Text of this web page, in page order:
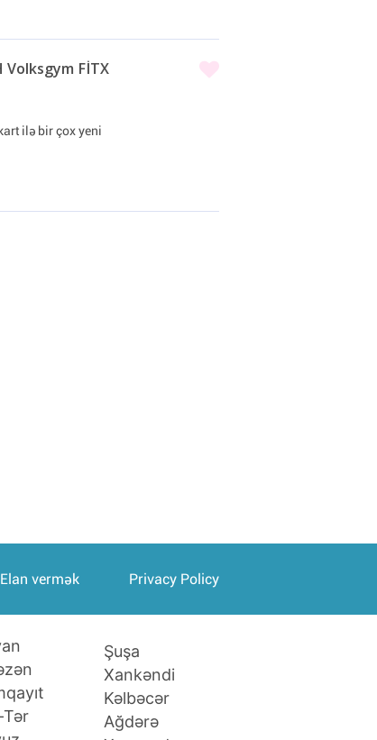
Volksgym FİTX
ilə bir çox yeni
Elan vermək Privacy Policy
Tər
Şuşa
Xankəndi
Kəlbəcər
Ağdərə